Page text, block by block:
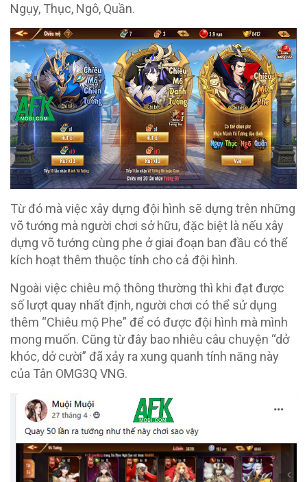
Ngụy, Thục, Ngô, Quần.
Từ đó mà việc xây dựng đội hình sẽ dựng trên những
võ tướng mà người chơi sở hữu, đặc biệt là nếu xây
dựng võ tướng cùng phe ở giai đoạn ban đầu có thể
kích hoạt thêm thuộc tính cho cả đội hình.
Ngoài việc chiêu mộ thông thường thì khi đạt được
số lượt quay nhất định, người chơi có thể sử dụng
thêm “Chiêu mộ Phe” để có được đội hình mà mình
mong muốn. Cũng từ đây bao nhiêu câu chuyện “dở
khóc, dở cười” đã xảy ra xung quanh tính năng này
của Tân OMG3Q VNG.